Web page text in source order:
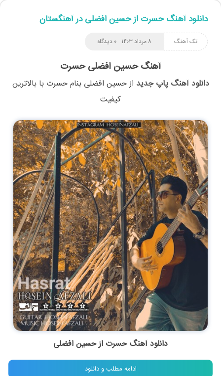
دانلود آهنگ حسرت از حسین افضلی در آهنگستان
تک آهنگ ۰ دیدگاه ۸ مرداد ۱۴۰۳
آهنگ حسین افضلی حسرت
دانلود آهنگ پاپ جدید ازحسین افضلیبنامحسرتبا بالاترین
کیفیت
دانلود آهنگ حسرت از حسین افضلی
ادامه مطلب و دانلود